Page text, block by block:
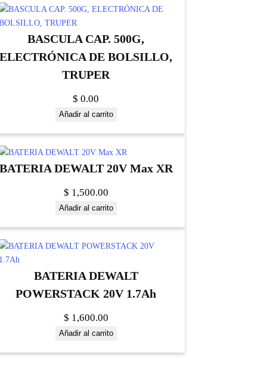
BASCULA CAP. 500G,
ELECTRÓNICA DE BOLSILLO,
TRUPER
$ 0.00
Añadir al carrito
DEWALT 20V Max XR
$ 1,500.00
Añadir al carrito
BATERIA DEWALT
POWERSTACK 20V 1.7Ah
$ 1,600.00
Añadir al carrito